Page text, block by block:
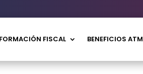
FISCAL BENEFICIOS ATM